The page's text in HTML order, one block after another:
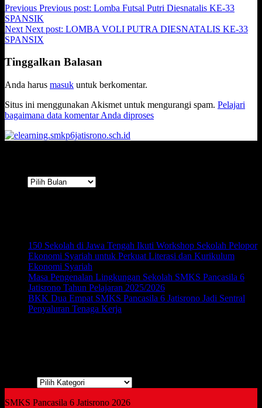
Previous Previous post: Lomba Futsal Putri Diesnatalis KE-33
SPANSIK
Next Next post: LOMBA VOLI PUTRA DIESNATALIS KE-33
SPANSIX
Tinggalkan Balasan
Anda harus masuk untuk berkomentar.
Situs ini menggunakan Akismet untuk mengurangi spam. Pelajari
bagaimana data komentar Anda diproses
150 Sekolah di Jawa Tengah Ikuti Workshop Sekolah Pelopor
Ekonomi Syariah untuk Perkuat Literasi dan Kurikulum
Ekonomi Syariah
Masa Pengenalan Lingkungan Sekolah SMKS Pancasila 6
Jatisrono Tahun Pelajaran 2025/2026
BKK Dua Empat SMKS Pancasila 6 Jatisrono Jadi Sentral
Penyaluran Tenaga Kerja
SMKS Pancasila 6 Jatisrono 2026